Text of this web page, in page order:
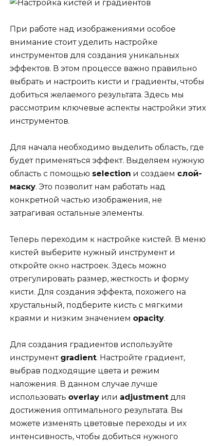
При работе над изображениями особое
внимание стоит уделить настройке
инструментов для создания уникальных
эффектов. В этом процессе важно правильно
выбрать и настроить кисти и градиенты, чтобы
добиться желаемого результата. Здесь мы
рассмотрим ключевые аспекты настройки этих
инструментов.
Для начала необходимо выделить область, где
будет применяться эффект. Выделяем нужную
область с помощью selection и создаем слой-
маску. Это позволит нам работать над
конкретной частью изображения, не
затрагивая остальные элементы.
Теперь переходим к настройке кистей. В меню
кистей выберите нужный инструмент и
откройте окно настроек. Здесь можно
отрегулировать размер, жесткость и форму
кисти. Для создания эффекта, похожего на
хрустальный, подберите кисть с мягкими
краями и низким значением opacity.
Для создания градиентов используйте
инструмент gradient. Настройте градиент,
выбрав подходящие цвета и режим
наложения. В данном случае лучше
использовать overlay или adjustment для
достижения оптимального результата. Вы
можете изменять цветовые переходы и их
интенсивность, чтобы добиться нужного